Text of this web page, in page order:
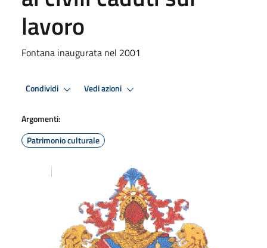
lavoro
Fontana inaugurata nel 2001
Condividi Vedi azioni
Argomenti:
Patrimonio culturale